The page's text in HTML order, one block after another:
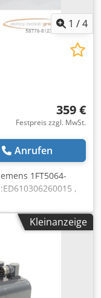
1 /4
359 €
Festpreis zzgl. MwSt.
Anrufen
1FT5064-
,
Crjdei D R S Rjpfx
Kleinanzeige